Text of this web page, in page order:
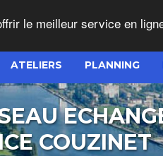
le meilleur service en
ATELIERS PLANNING
COUZINET